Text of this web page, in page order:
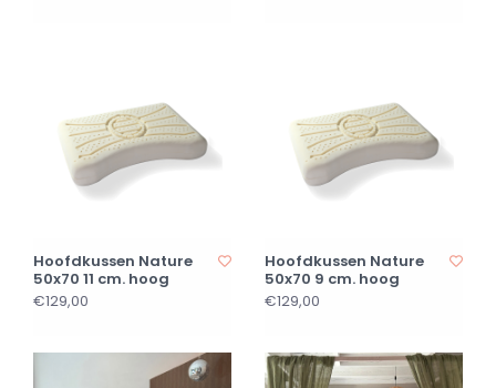
Hoofdkussen Nature
50x70 11 cm. hoog
€129,00
Hoofdkussen Nature
50x70 9 cm. hoog
€129,00